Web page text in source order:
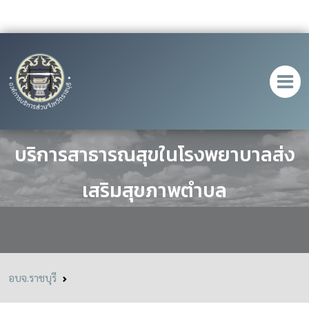
โครงการพัฒนาศักยภาพการจัด
บริการสาธารณสุขในโรงพยาบาลส่ง
เสริมสุขภาพตำบล
อบจ.ราชบุรี